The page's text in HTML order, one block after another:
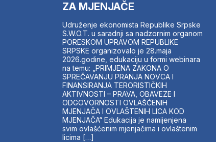
ZA MJENJAČE
Udruženje ekonomista Republike Srpske
S.W.O.T. u saradnji sa nadzornim organom
PORESKOM UPRAVOM REPUBLIKE
SRPSKE organizovalo je 28.maja
2026.godine, edukaciju u formi webinara
na temu: „PRIMJENA ZAKONA O
SPREČAVANJU PRANJA NOVCA I
FINANSIRANJA TERORISTIČKIH
AKTIVNOSTI – PRAVA, OBAVEZE I
ODGOVORNOSTI OVLAŠĆENIH
MJENJAČA I OVLAŠTENIH LICA KOD
MJENJAČA“ Edukacija je namijenjena
svim ovlašćenim mjenjačima i ovlaštenim
licima […]